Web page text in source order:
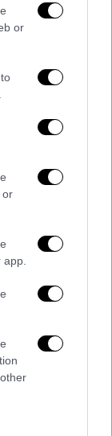
or
or
βράχων
ώστε να
να